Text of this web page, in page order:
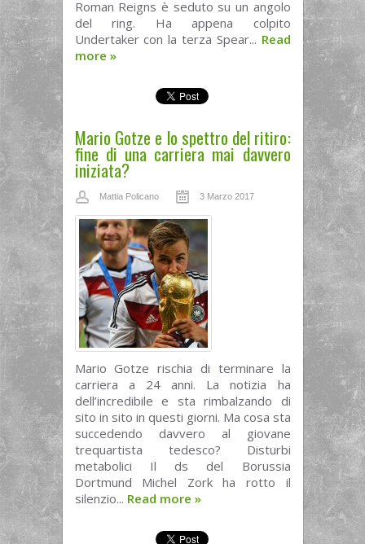
Roman Reigns è seduto su un angolo
del ring. Ha appena colpito
Undertaker con la terza Spear... Read
more »
Mario Gotze e lo spettro del ritiro:
fine di una carriera mai davvero
iniziata?
Mattia Policano 3 Marzo 2017
Mario Gotze rischia di terminare la
carriera a 24 anni. La notizia ha
dell’incredibile e sta rimbalzando di
sito in sito in questi giorni. Ma cosa sta
succedendo davvero al giovane
trequartista tedesco? Disturbi
metabolici Il ds del Borussia
Dortmund Michel Zork ha rotto il
silenzio... Read more »